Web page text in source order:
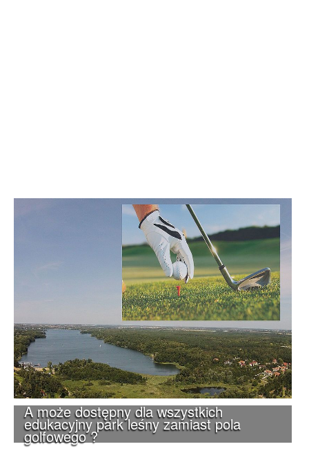
A może dostępny dla wszystkich
edukacyjny park leśny zamiast pola
golfowego ?